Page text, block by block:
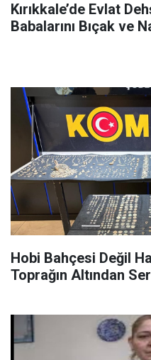
Kırıkkale’de Evlat
Babalarını Bıçak ve
Hobi Bahçesi Değil
Toprağın Altından